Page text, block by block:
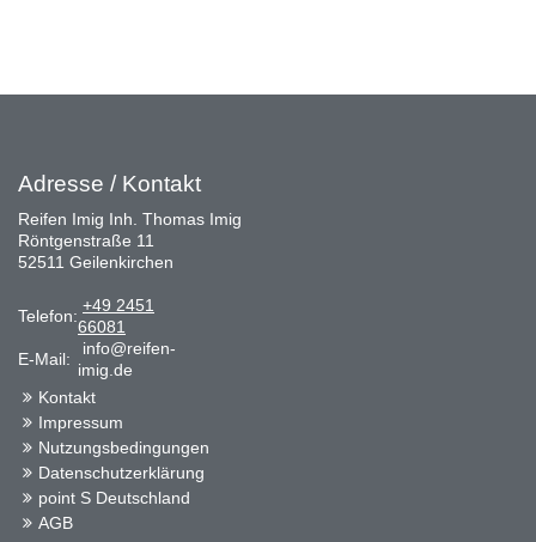
Adresse / Kontakt
Reifen Imig Inh. Thomas Imig
Röntgenstraße 11
52511 Geilenkirchen
Telefon:
+49 2451
66081
E-Mail:
info@reifen-
imig.de
Kontakt
Impressum
Nutzungsbedingungen
Datenschutzerklärung
point S Deutschland
AGB